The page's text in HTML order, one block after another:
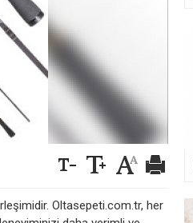
Oltasepeti.com.tr, her